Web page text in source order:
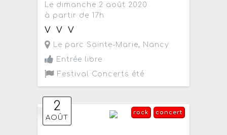
Le dimanche 2 août 2020
à partir de 17h
V V V
Le parc Sainte-Marie, Nancy
Entrée libre
Festival Concerts été
2
AOÛT
concert
rock